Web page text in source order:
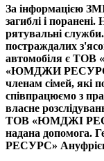
За інформацією
загиблі і поранені.
рятувальні
постраждалих
автомобіля є
«ЮМДЖИ РЕСУРС»
членам сімей, які
співпрацюємо з
власне
ТОВ «ЮМДЖІ
надана
РЕСУРС»